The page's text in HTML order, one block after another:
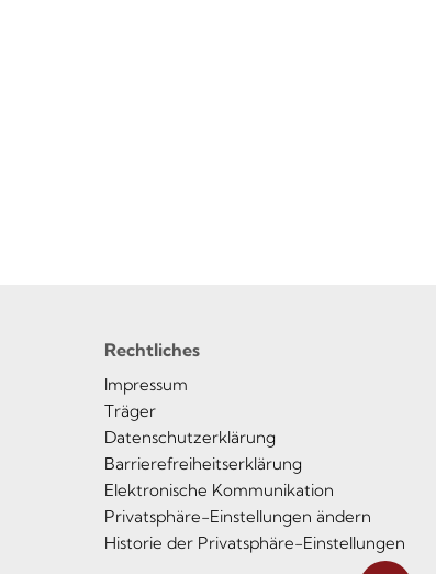
Rechtliches
Impressum
Träger
Datenschutzerklärung
Barrierefreiheitserklärung
Elektronische Kommunikation
Privatsphäre-Einstellungen ändern
Historie der Privatsphäre-Einstellungen